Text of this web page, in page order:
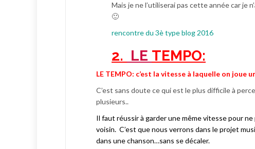
Mais je ne l’utiliserai pas cette année car je
🙂
rencontre du 3è type blog 2016
2. LE TEMPO:
LE TEMPO: c’est la vitesse à laquelle on joue
C’est sans doute ce qui est le plus difficile à
plusieurs..
Il faut réussir à garder une même vitesse pour
voisin. C’est que nous verrons dans le projet
dans une chanson…sans se décaler.